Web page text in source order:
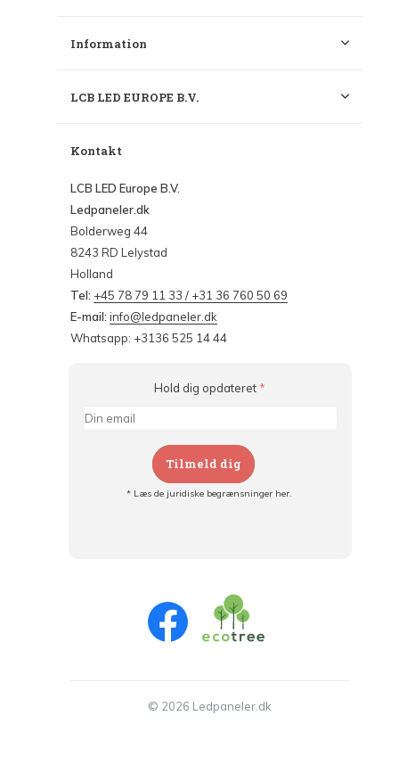
Information
LCB LED EUROPE B.V.
Kontakt
LCB LED Europe B.V.
Ledpaneler.dk
Bolderweg 44
8243 RD Lelystad
Holland
Tel: +45 78 79 11 33 / +31 36 760 50 69
E-mail: info@ledpaneler.dk
Whatsapp: +3136 525 14 44
Hold dig opdateret *
Tilmeld dig
* Læs de juridiske begrænsninger her.
© 2026 Ledpaneler.dk